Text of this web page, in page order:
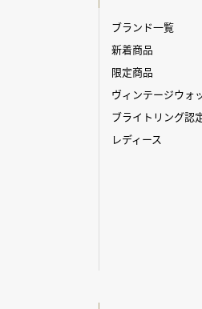
ブランド一覧
新着商品
限定商品
ヴィンテージウォ
ブライトリング認
レディース